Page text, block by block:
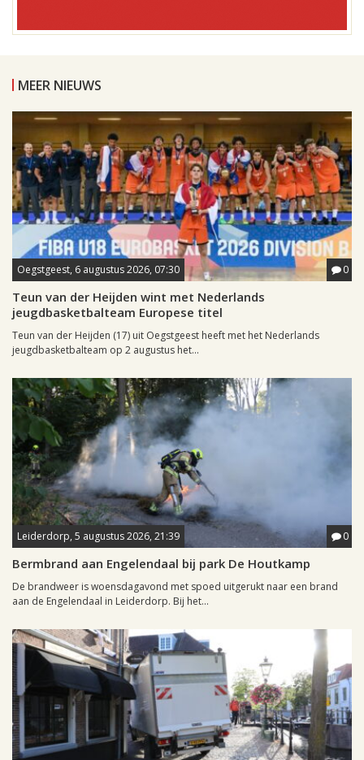
MEER NIEUWS
Oegstgeest, 6 augustus 2026, 07:30 0
Teun van der Heijden wint met Nederlands
jeugdbasketbalteam Europese titel
Teun van der Heijden (17) uit Oegstgeest heeft met het Nederlands
jeugdbasketbalteam op 2 augustus het...
Leiderdorp, 5 augustus 2026, 21:39 0
Bermbrand aan Engelendaal bij park De Houtkamp
De brandweer is woensdagavond met spoed uitgerukt naar een brand
aan de Engelendaal in Leiderdorp. Bij het...